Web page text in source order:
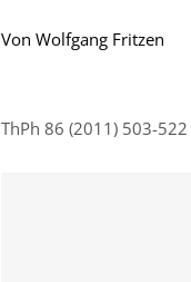
Von Wolfgang Fritzen
ThPh 86 (2011) 503-522